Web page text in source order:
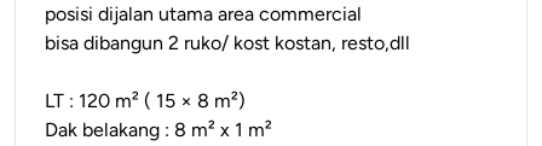
posisi dijalan utama area commercial
bisa dibangun 2 ruko/ kost kostan, resto,dll
LT : 120 m² ( 15 × 8 m²)
Dak belakang : 8 m² x 1 m²